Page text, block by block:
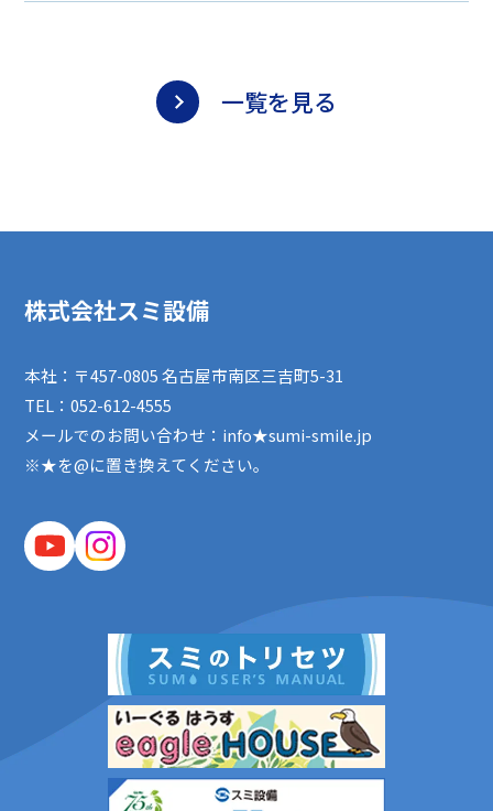
一覧を見る
株式会社スミ設備
本社：〒457-0805 名古屋市南区三吉町5-31
TEL：052-612-4555
メールでのお問い合わせ：info★sumi-smile.jp
※★を@に置き換えてください。